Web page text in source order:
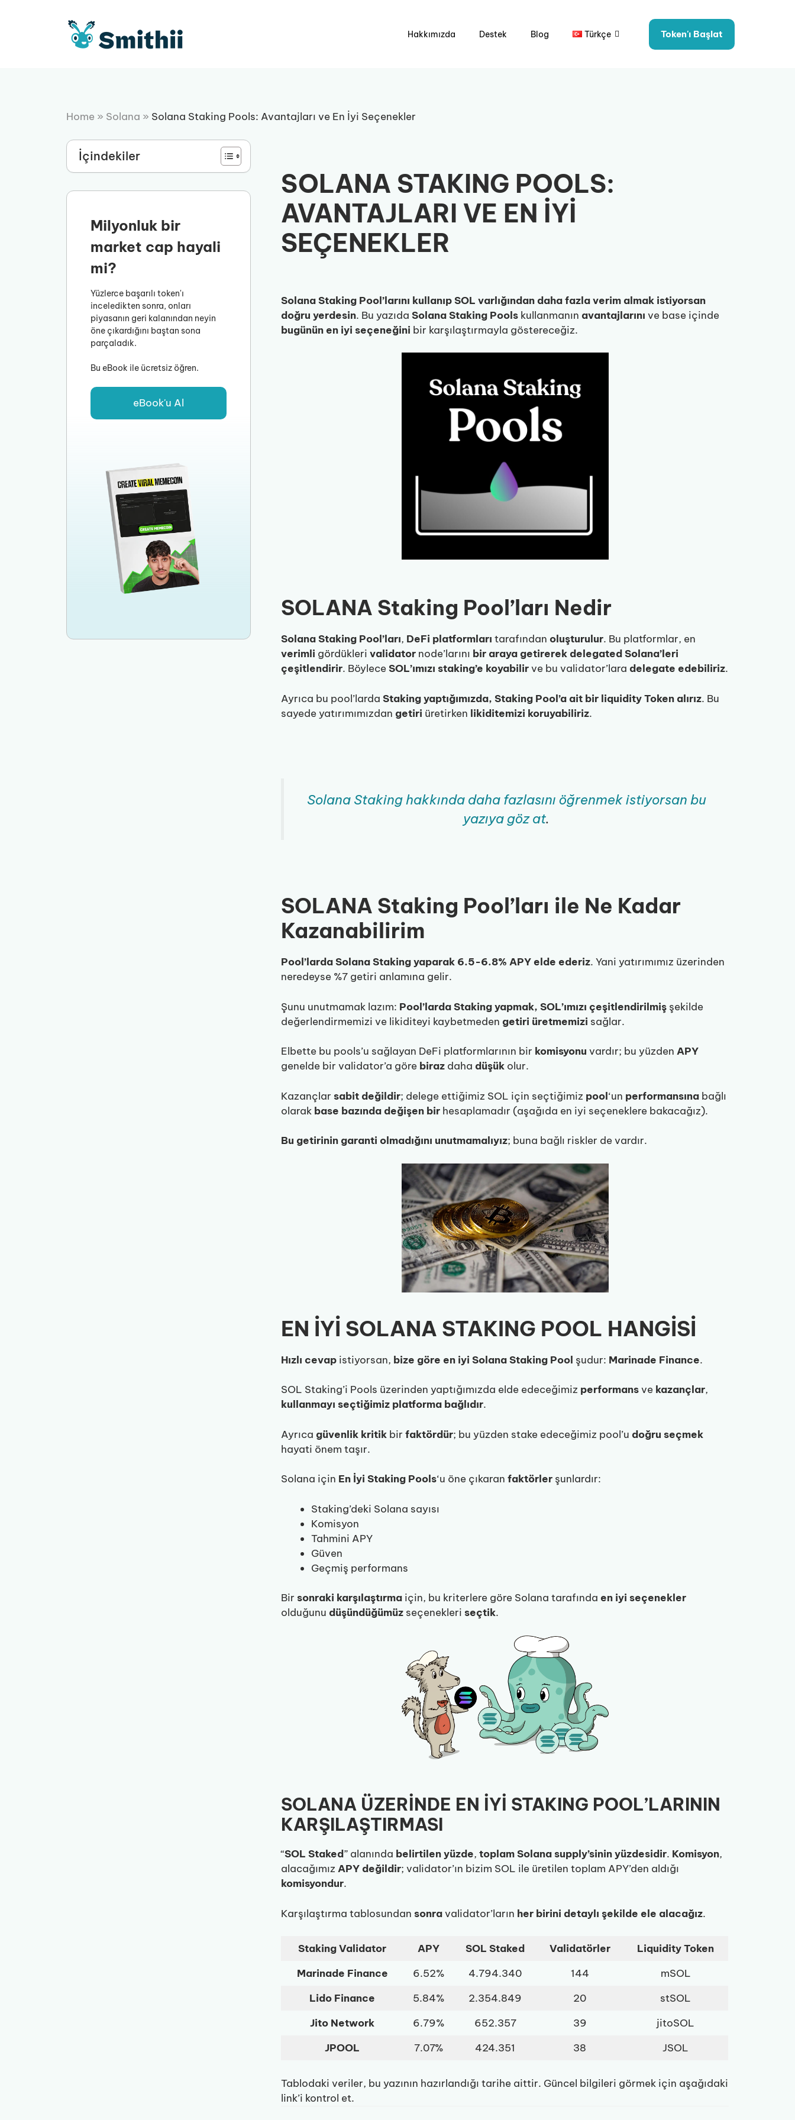
Hakkımızda Destek Blog Türkçe Token'ı Başlat
Home » Solana » Solana Staking Pools: Avantajları ve En İyi Seçenekler
İçindekiler
Milyonluk bir
market cap hayali
mi?
Yüzlerce başarılı token'ı
inceledikten sonra, onları
piyasanın geri kalanından neyin
öne çıkardığını baştan sona
parçaladık.
Bu eBook ile ücretsiz öğren.
eBook'u Al
SOLANA STAKING POOLS:
AVANTAJLARI VE EN İYİ
SEÇENEKLER
Solana Staking Pool’larını kullanıp SOL varlığından daha fazla verim almak istiyorsan
doğru yerdesin. Bu yazıda Solana Staking Pools kullanmanın avantajlarını ve base içinde
bugünün en iyi seçeneğini bir karşılaştırmayla göstereceğiz.
SOLANA Staking Pool’ları Nedir
Solana Staking Pool’ları, DeFi platformları tarafından oluşturulur. Bu platformlar, en
verimli gördükleri validator node’larını bir araya getirerek delegated Solana’leri
çeşitlendirir. BöyleceSOL’ımızı staking’e koyabilirve bu validator’lara delegate edebiliriz.
Ayrıca bu pool’larda Staking yaptığımızda, Staking Pool’a ait bir liquidity Token alırız. Bu
sayede yatırımımızdan getiri üretirken likiditemizi koruyabiliriz.
Solana Staking hakkında daha fazlasını öğrenmek istiyorsan bu
yazıya göz at.
SOLANA Staking Pool’ları ile Ne Kadar
Kazanabilirim
Pool’larda Solana Staking yaparak 6.5-6.8% APY elde ederiz. Yani yatırımımız üzerinden
neredeyse %7 getiri anlamına gelir.
Şunu unutmamak lazım: Pool’larda Staking yapmak, SOL’ımızı çeşitlendirilmiş şekilde
değerlendirmemizi ve likiditeyi kaybetmeden getiri üretmemizi sağlar.
Elbette bu pools’u sağlayan DeFi platformlarının bir komisyonu vardır; bu yüzden APY
genelde bir validator’a göre biraz daha düşük olur.
Kazançlar sabit değildir; delege ettiğimiz SOL için seçtiğimiz pool‘un performansına bağlı
olarak base bazında değişen bir hesaplamadır (aşağıda en iyi seçeneklere bakacağız).
Bu getirinin garanti olmadığını unutmamalıyız; buna bağlı riskler de vardır.
EN İYİ SOLANA STAKING POOL HANGİSİ
Hızlı cevap istiyorsan, bize göre en iyi Solana Staking Pool şudur: Marinade Finance.
SOL Staking’i Pools üzerinden yaptığımızda elde edeceğimiz performansve kazançlar,
kullanmayı seçtiğimiz platforma bağlıdır.
Ayrıca güvenlik kritik bir faktördür; bu yüzden stake edeceğimiz pool’u doğru seçmek
hayati önem taşır.
Solana için En İyi Staking Pools‘u öne çıkaran faktörler şunlardır:
Staking’deki Solana sayısı
Komisyon
Tahmini APY
Güven
Geçmiş performans
Bir sonraki karşılaştırma için, bu kriterlere göre Solana tarafında en iyi seçenekler
olduğunu düşündüğümüz seçenekleri seçtik.
SOLANA ÜZERİNDE EN İYİ STAKING POOL’LARININ
KARŞILAŞTIRMASI
“SOL Staked” alanında belirtilen yüzde, toplam Solana supply’sinin yüzdesidir. Komisyon,
alacağımız APY değildir; validator’ın bizim SOL ile üretilen toplam APY’den aldığı
komisyondur.
Karşılaştırma tablosundan sonravalidator’ların her birini detaylı şekilde ele alacağız.
Staking Validator APY SOL Staked Validatörler
Liquidity Token
Marinade Finance
6.52% 4.794.340 144
mSOL
Lido Finance
5.84% 2.354.849 20
stSOL
Jito Network
6.79% 652.357 39
jitoSOL
JPOOL
7.07% 424.351 38 JSOL
Tablodaki veriler, bu yazının hazırlandığı tarihe aittir. Güncel bilgileri görmek için aşağıdaki
link’i kontrol et.